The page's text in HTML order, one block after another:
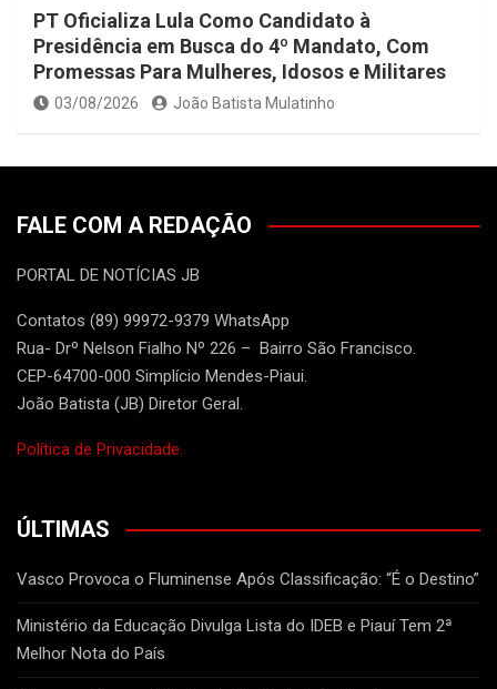
PT Oficializa Lula Como Candidato à
Presidência em Busca do 4º Mandato, Com
Promessas Para Mulheres, Idosos e Militares
03/08/2026 João Batista Mulatinho
FALE COM A REDAÇÃO
PORTAL DE NOTÍCIAS JB
Contatos (89) 99972-9379 WhatsApp
Rua- Drº Nelson Fialho Nº 226 – Bairro São Francisco.
CEP-64700-000 Simplício Mendes-Piaui.
João Batista (JB) Diretor Geral.
Política de Privacidade.
ÚLTIMAS
Vasco Provoca o Fluminense Após Classificação: “É o Destino”
Ministério da Educação Divulga Lista do IDEB e Piauí Tem 2ª
Melhor Nota do País